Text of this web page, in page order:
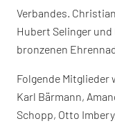
Verbandes.
Hubert Selinger
bronzenen
Folgende
Karl Bärmann,
Schopp, Otto